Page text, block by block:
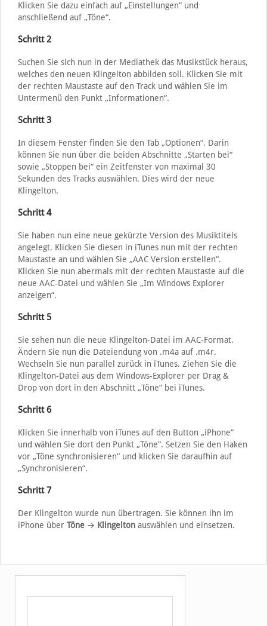
Klicken Sie dazu einfach auf „Einstellungen“ und
anschließend auf „Töne“.
Schritt 2
Suchen Sie sich nun in der Mediathek das Musikstück heraus,
welches den neuen Klingelton abbilden soll. Klicken Sie mit
der rechten Maustaste auf den Track und wählen Sie im
Untermenü den Punkt „Informationen“.
Schritt 3
In diesem Fenster finden Sie den Tab „Optionen“. Darin
können Sie nun über die beiden Abschnitte „Starten bei“
sowie „Stoppen bei“ ein Zeitfenster von maximal 30
Sekunden des Tracks auswählen. Dies wird der neue
Klingelton.
Schritt 4
Sie haben nun eine neue gekürzte Version des Musiktitels
angelegt. Klicken Sie diesen in iTunes nun mit der rechten
Maustaste an und wählen Sie „AAC Version erstellen“.
Klicken Sie nun abermals mit der rechten Maustaste auf die
neue AAC-Datei und wählen Sie „Im Windows Explorer
anzeigen“.
Schritt 5
Sie sehen nun die neue Klingelton-Datei im AAC-Format.
Ändern Sie nun die Dateiendung von .m4a auf .m4r.
Wechseln Sie nun parallel zurück in iTunes. Ziehen Sie die
Klingelton-Datei aus dem Windows-Explorer per Drag &
Drop von dort in den Abschnitt „Töne“ bei iTunes.
Schritt 6
Klicken Sie innerhalb von iTunes auf den Button „iPhone“
und wählen Sie dort den Punkt „Töne“. Setzen Sie den Haken
vor „Töne synchronisieren“ und klicken Sie daraufhin auf
„Synchronisieren“.
Schritt 7
Der Klingelton wurde nun übertragen. Sie können ihn im
iPhone über Töne→ Klingeltonauswählen und einsetzen.